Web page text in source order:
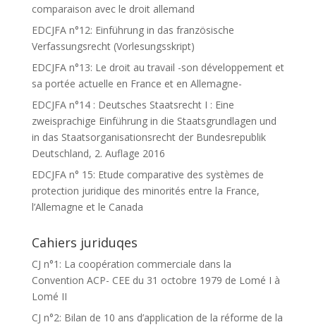
comparaison avec le droit allemand
EDCJFA n°12: Einführung in das französische
Verfassungsrecht (Vorlesungsskript)
EDCJFA n°13: Le droit au travail -son développement et
sa portée actuelle en France et en Allemagne-
EDCJFA n°14 : Deutsches Staatsrecht I : Eine
zweisprachige Einführung in die Staatsgrundlagen und
in das Staatsorganisationsrecht der Bundesrepublik
Deutschland, 2. Auflage 2016
EDCJFA n° 15: Etude comparative des systèmes de
protection juridique des minorités entre la France,
l’Allemagne et le Canada
Cahiers juriduqes
CJ n°1: La coopération commerciale dans la
Convention ACP- CEE du 31 octobre 1979 de Lomé I à
Lomé II
CJ n°2: Bilan de 10 ans d’application de la réforme de la